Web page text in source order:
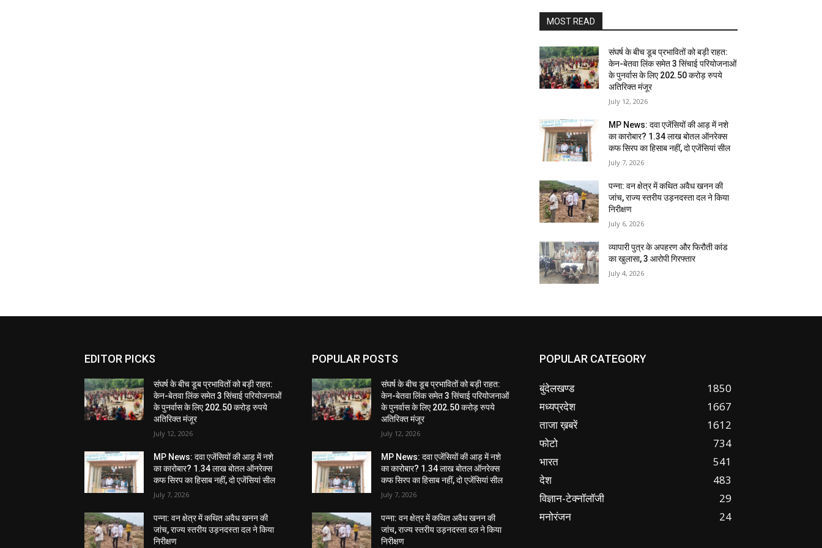
MOST READ
संघर्ष के बीच डूब प्रभावितों को बड़ी राहत:
केन-बेतवा लिंक समेत 3 सिंचाई परियोजनाओं
के पुनर्वास के लिए 202.50 करोड़ रुपये
अतिरिक्त मंजूर
July 12, 2026
MP News: दवा एजेंसियों की आड़ में नशे
का कारोबार? 1.34 लाख बोतल ऑनरेक्स
कफ सिरप का हिसाब नहीं, दो एजेंसियां सील
July 7, 2026
पन्ना: वन क्षेत्र में कथित अवैध खनन की
जांच, राज्य स्तरीय उड़नदस्ता दल ने किया
निरीक्षण
July 6, 2026
व्यापारी पुत्र के अपहरण और फिरौती कांड
का खुलासा, 3 आरोपी गिरफ्तार
July 4, 2026
EDITOR PICKS
संघर्ष के बीच डूब प्रभावितों को बड़ी राहत:
केन-बेतवा लिंक समेत 3 सिंचाई परियोजनाओं
के पुनर्वास के लिए 202.50 करोड़ रुपये
अतिरिक्त मंजूर
July 12, 2026
MP News: दवा एजेंसियों की आड़ में नशे
का कारोबार? 1.34 लाख बोतल ऑनरेक्स
कफ सिरप का हिसाब नहीं, दो एजेंसियां सील
July 7, 2026
पन्ना: वन क्षेत्र में कथित अवैध खनन की
जांच, राज्य स्तरीय उड़नदस्ता दल ने किया
निरीक्षण
POPULAR POSTS
संघर्ष के बीच डूब प्रभावितों को बड़ी राहत:
केन-बेतवा लिंक समेत 3 सिंचाई परियोजनाओं
के पुनर्वास के लिए 202.50 करोड़ रुपये
अतिरिक्त मंजूर
July 12, 2026
MP News: दवा एजेंसियों की आड़ में नशे
का कारोबार? 1.34 लाख बोतल ऑनरेक्स
कफ सिरप का हिसाब नहीं, दो एजेंसियां सील
July 7, 2026
पन्ना: वन क्षेत्र में कथित अवैध खनन की
जांच, राज्य स्तरीय उड़नदस्ता दल ने किया
निरीक्षण
POPULAR CATEGORY
बुंदेलखण्ड
1850
मध्यप्रदेश
1667
ताजा ख़बरें
1612
फोटो
734
भारत
541
देश
483
विज्ञान-टेक्नॉलॉजी
29
मनोरंजन
24